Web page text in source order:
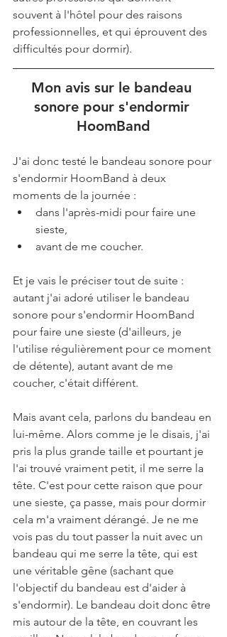
souvent à l'hôtel pour des raisons
professionnelles, et qui éprouvent des
difficultés pour dormir).
Mon avis sur le bandeau
sonore pour s'endormir
HoomBand
J'ai donc testé le bandeau sonore pour
s'endormir HoomBand à deux
moments de la journée :
dans l'après-midi pour faire une
sieste,
avant de me coucher.
Et je vais le préciser tout de suite :
autant j'ai adoré utiliser le bandeau
sonore pour s'endormir HoomBand
pour faire une sieste (d'ailleurs, je
l'utilise régulièrement pour ce moment
de détente), autant avant de me
coucher, c'était différent.
Mais avant cela, parlons du bandeau en
lui-même. Alors comme je le disais, j'ai
pris la plus grande taille et pourtant je
l'ai trouvé vraiment petit, il me serre la
tête. C'est pour cette raison que pour
une sieste, ça passe, mais pour dormir
cela m'a vraiment dérangé. Je ne me
vois pas du tout passer la nuit avec un
bandeau qui me serre la tête, qui est
une véritable gêne (sachant que
l'objectif du bandeau est d'aider à
s'endormir). Le bandeau doit donc être
mis autour de la tête, en couvrant les